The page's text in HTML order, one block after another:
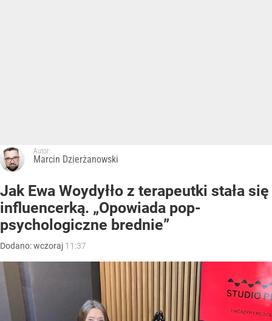
Autor:
Marcin Dzierżanowski
Jak Ewa Woydyłło z terapeutki stała się
influencerką. „Opowiada pop-
psychologiczne brednie”
Dodano:wczoraj 11:37